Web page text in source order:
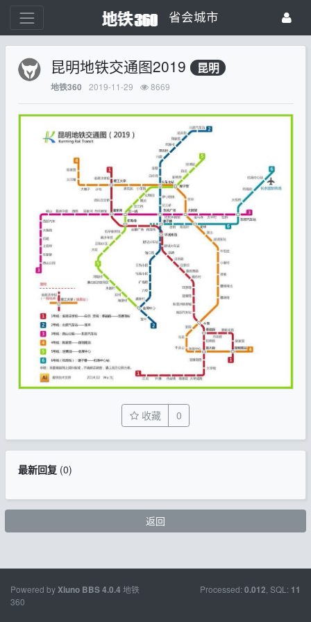
省会城市
昆明地铁交通图2019 昆明
地铁360 2019-11-29 8669
收藏 0
最新回复(0)
返回
Powered byXiuno BBS4.0.4 地铁
360
Processed: 0.012 , SQL: 11